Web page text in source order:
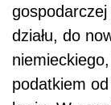
gospodarczej
działu, do
podatkiem